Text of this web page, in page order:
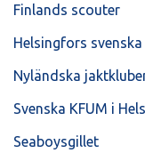
Finlands scouter
Helsingfors
Nyländska
Svenska KFUM i
Seaboysgillet